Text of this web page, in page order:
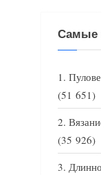
Самые
(51 651)
(35 926)